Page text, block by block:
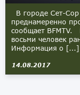
В городе Сет-
преднамеренно
сообщает BFMTV.
восьми человек
Информация о [...]
14.08.2017